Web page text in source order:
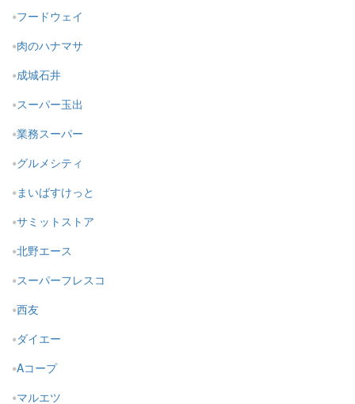
フードウェイ
肉のハナマサ
成城石井
スーパー玉出
業務スーパー
グルメシティ
まいばすけっと
サミットストア
北野エース
スーパーフレスコ
西友
ダイエー
Aコープ
マルエツ